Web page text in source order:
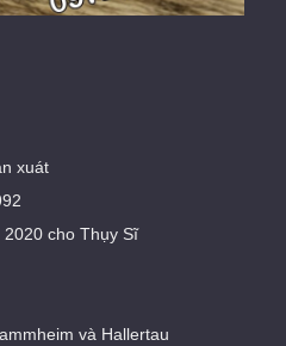
xuát
cho Thụy Sĩ
và Hallertau